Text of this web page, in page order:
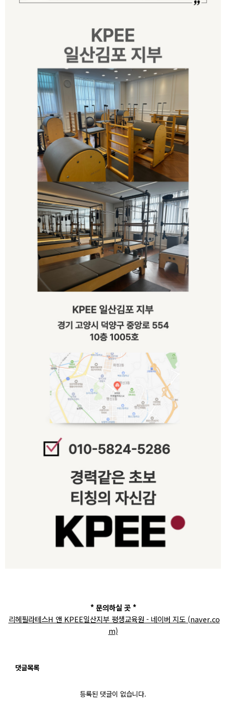
* 문의하실 곳 *
리헤필라테스H 앤 KPEE일산지부 평생교육원 - 네이버 지도 (naver.co
m)
댓글목록
등록된 댓글이 없습니다.